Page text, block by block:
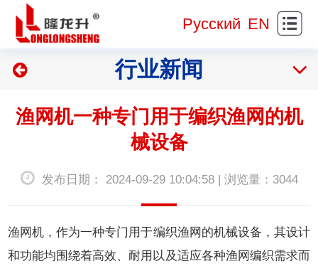
EN
Русский
新
产
造
支
持
践
基
人
才联
行业新闻
渔网机一种专门用于编织渔网的机
械设备
发布日期： 2024-09-29 10:04:58 | 浏览量：3044
渔网机 ，作为一种专门用于编织渔网的机械设备，其设计
和功能均围绕着高效、耐用以及适应各种渔网编织需求而